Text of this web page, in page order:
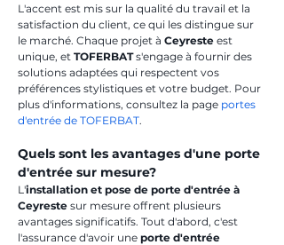
L'accent est mis sur la qualité du travail et la
satisfaction du client, ce qui les distingue sur
le marché. Chaque projet à Ceyreste est
unique, et TOFERBAT s'engage à fournir des
solutions adaptées qui respectent vos
préférences stylistiques et votre budget. Pour
plus d'informations, consultez la page portes
d'entrée de TOFERBAT.
Quels sont les avantages d'une porte
d'entrée sur mesure?
L'installation et pose de porte d'entrée à
Ceyreste sur mesure offrent plusieurs
avantages significatifs. Tout d'abord, c'est
l'assurance d'avoir une porte d'entrée